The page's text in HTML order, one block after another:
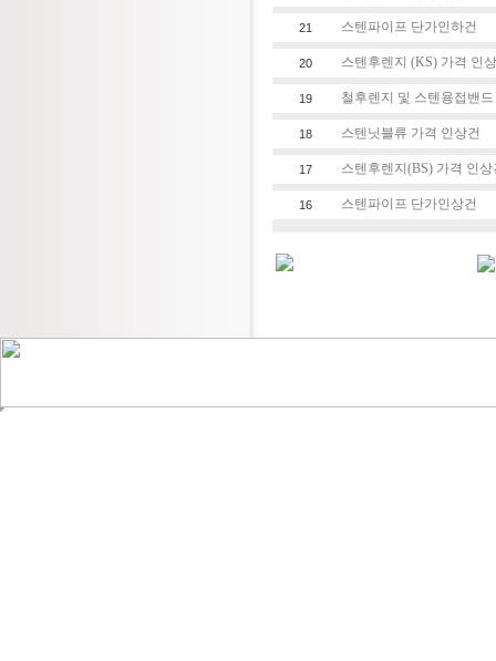
21 스텐파이프 단가인하건
20 스텐후렌지 (KS) 가격 인
19 철후렌지 및 스텐용접밴
18 스텐닛블류 가격 인상건
17 스텐후렌지(BS) 가격 인
16 스텐파이프 단가인상건